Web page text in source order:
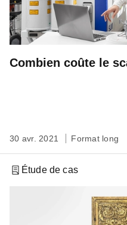
Combien coûte le
30 avr. 2021 Format long
Étude de cas